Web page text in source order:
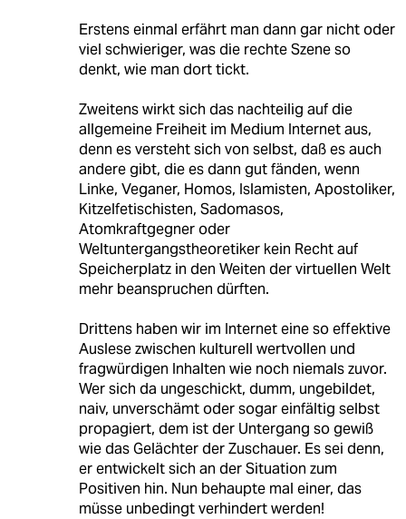
Erstens einmal erfährt man dann gar nicht oder
viel schwieriger, was die rechte Szene so
denkt, wie man dort tickt.
Zweitens wirkt sich das nachteilig auf die
allgemeine Freiheit im Medium Internet aus,
denn es versteht sich von selbst, daß es auch
andere gibt, die es dann gut fänden, wenn
Linke, Veganer, Homos, Islamisten, Apostoliker,
Kitzelfetischisten, Sadomasos,
Atomkraftgegner oder
Weltuntergangstheoretiker kein Recht auf
Speicherplatz in den Weiten der virtuellen Welt
mehr beanspruchen dürften.
Drittens haben wir im Internet eine so effektive
Auslese zwischen kulturell wertvollen und
fragwürdigen Inhalten wie noch niemals zuvor.
Wer sich da ungeschickt, dumm, ungebildet,
naiv, unverschämt oder sogar einfältig selbst
propagiert, dem ist der Untergang so gewiß
wie das Gelächter der Zuschauer. Es sei denn,
er entwickelt sich an der Situation zum
Positiven hin. Nun behaupte mal einer, das
müsse unbedingt verhindert werden!